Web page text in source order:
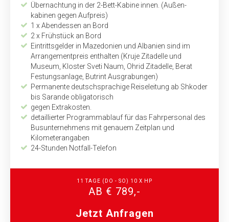
Übernachtung in der 2-Bett-Kabine innen. (Außen­
kabinen gegen Aufpreis)
1 x Abendessen an Bord
2 x Frühstück an Bord
Eintrittsgelder in Mazedonien und Albanien sind im
Arrangementpreis enthalten (Kruje Zitadelle und
Museum, Kloster Sveti Naum, Ohrid Zitadelle, Berat
Festungs­anlage, Butrint Ausgrabungen)
Permanente deutschsprachige Reiseleitung ab Shkoder
bis Sarande obligatorisch
gegen Extrakosten.
detaillierter Programmablauf für das Fahrpersonal des
Busunternehmens mit genauem Zeitplan und
Kilometerangaben
24-Stunden Notfall-Telefon
11 TAGE (DO - SO) 10 X HP
AB € 789,-
Jetzt Anfragen